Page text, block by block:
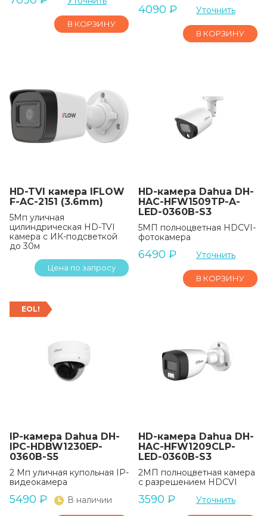
В КОРЗИНУ
4090 ₽ Уточнить
В КОРЗИНУ
HD-TVI камера IFLOW
F-AC-2151 (3.6mm)
5Мп уличная
цилиндрическая HD-TVI
камера с ИК-подсветкой
до 30м
Цена по запросу
HD-камера Dahua DH-
HAC-HFW1509TP-A-
LED-0360B-S3
5МП полноцветная HDCVI-
фотокамера
6490 ₽ Уточнить
В КОРЗИНУ
EOL!
IP-камера Dahua DH-
IPC-HDBW1230EP-
0360B-S5
2 Mп yличнaя кyпoльнaя IP-
видeoкaмepa
5490 ₽ В наличии
HD-камера Dahua DH-
HAC-HFW1209CLP-
LED-0360B-S3
2МП полноцветная камера
с разрешением HDCVI
3590 ₽ Уточнить